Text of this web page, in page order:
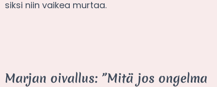
siksi niin vaikea murtaa.
Marjan oivallus: ”Mitä jos ongelma